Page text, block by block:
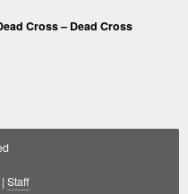
Cross – Dead Cross
|Staff